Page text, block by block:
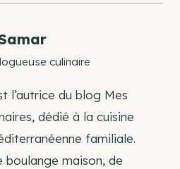
culinaire
l’autrice du blog Mes
dédié à la cuisine
familiale.
boulange maison, de